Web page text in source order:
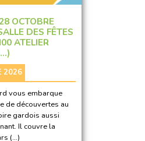
OCTOBRE
DES FÊTES
ATELIER
2026
vous embarque
de découvertes au
gardois aussi
Il couvre la
(…)